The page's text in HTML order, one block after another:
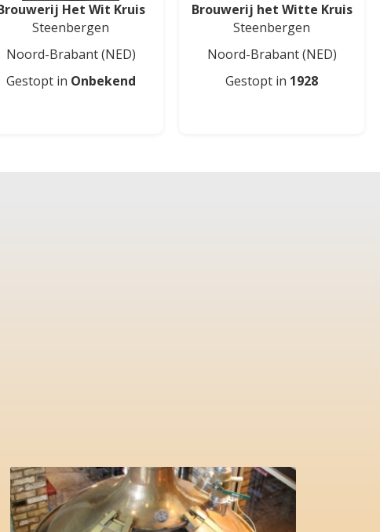
Het Wit Kruis
Steenbergen
Noord-Brabant (NED)
Gestopt in Onbekend
Brouwerij het Witte Kruis
Steenbergen
Noord-Brabant (NED)
Gestopt in 1928